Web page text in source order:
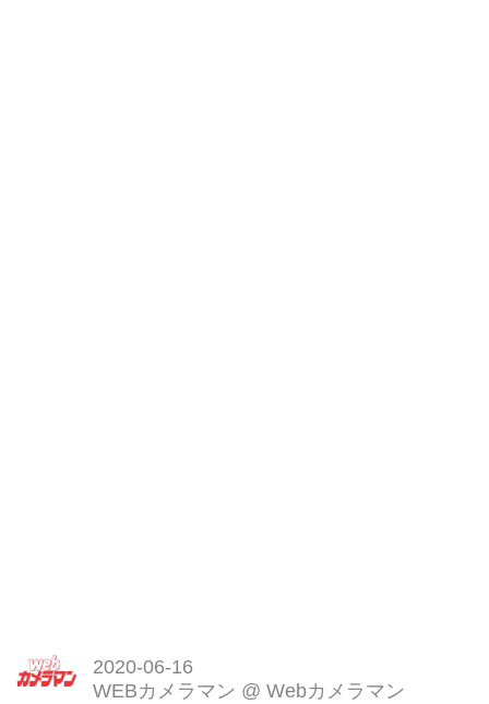
2020-06-16
WEBカメラマン @ Webカメラマン